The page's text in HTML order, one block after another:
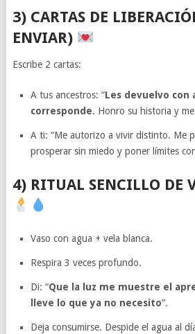
3) CARTAS DE
ENVIAR)
Escribe 2 cartas:
A tus ancestros: “Les devuelvo con
corresponde. Honro su historia y
A ti: “Me autorizo a vivir distinto. Me
prosperar sin miedo y poner límites
4) RITUAL SENCILLO DE
Vaso con agua + vela blanca.
Respira 3 veces profundo.
Di: “Que la luz me muestre el
lleve lo que ya no necesito”.
Deja consumirse. Despide el agua al